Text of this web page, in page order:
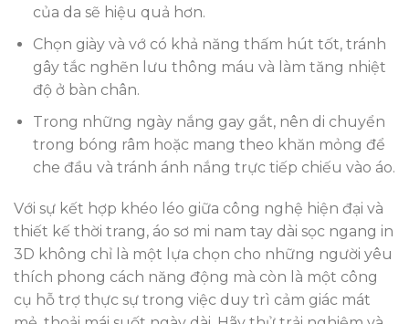
của da sẽ hiệu quả hơn.
Chọn giày và vớ có khả năng thấm hút tốt, tránh
gây tắc nghẽn lưu thông máu và làm tăng nhiệt
độ ở bàn chân.
Trong những ngày nắng gay gắt, nên di chuyển
trong bóng râm hoặc mang theo khăn mỏng để
che đầu và tránh ánh nắng trực tiếp chiếu vào áo.
Với sự kết hợp khéo léo giữa công nghệ hiện đại và
thiết kế thời trang, áo sơ mi nam tay dài sọc ngang in
3D không chỉ là một lựa chọn cho những người yêu
thích phong cách năng động mà còn là một công
cụ hỗ trợ thực sự trong việc duy trì cảm giác mát